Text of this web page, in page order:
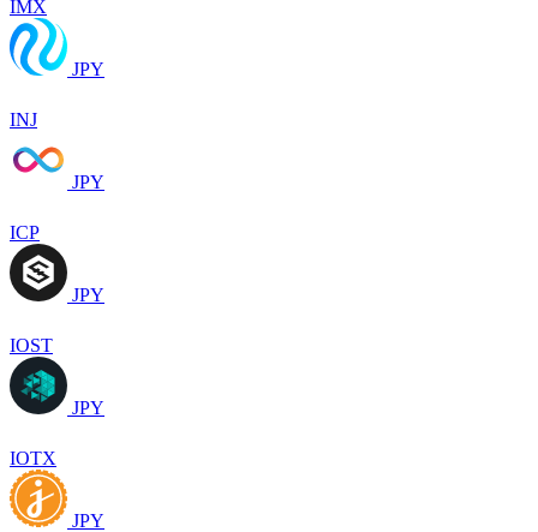
IMX
JPY
INJ
JPY
ICP
JPY
IOST
JPY
IOTX
JPY